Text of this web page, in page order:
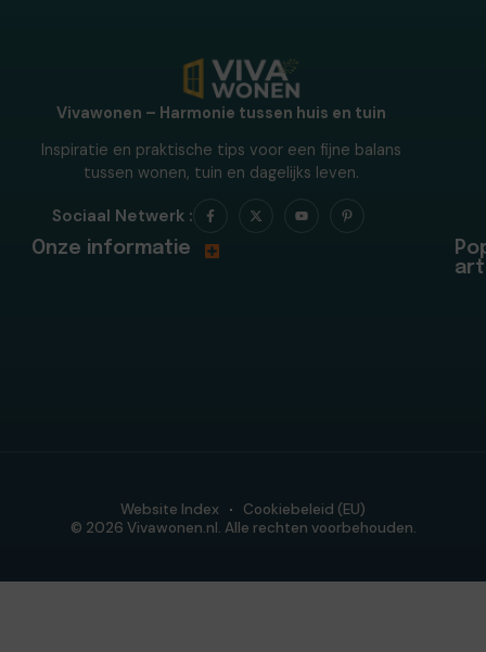
Vivawonen – Harmonie tussen huis en tuin
Inspiratie en praktische tips voor een fijne balans
tussen wonen, tuin en dagelijks leven.
Sociaal Netwerk :
Onze informatie
© 2026 Vivawonen.nl. Alle rechten voorbehouden.
Website Index Cookiebeleid (EU)